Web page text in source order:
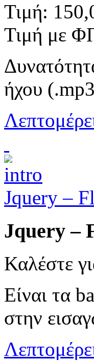
Τιμή:
Τιμή με
ήχου
Jquery –
Jquery –
Καλέστε
Είναι τα
στην